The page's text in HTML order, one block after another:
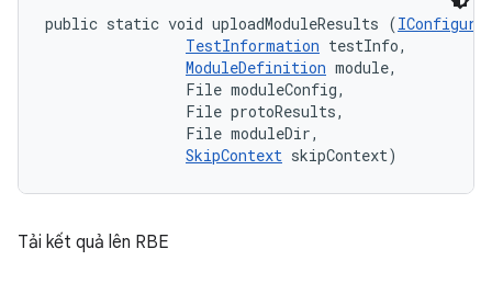
public static void uploadModuleResults (
TestInformation testInfo,
ModuleDefinition module,
                File moduleConfig,
                File protoResults,
                File moduleDir,
SkipContext skipContext)
Tải kết quả lên RBE